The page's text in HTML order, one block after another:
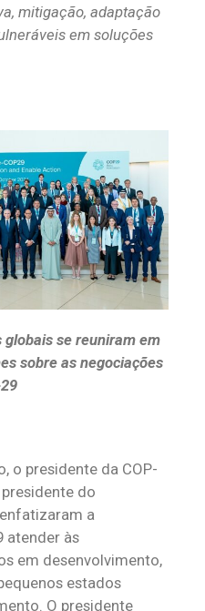
mitigação, adaptação
em soluções
globais se reuniram em
sobre as negociações
o presidente da COP-
presidente do
a
atender às
em desenvolvimento,
estados
O presidente